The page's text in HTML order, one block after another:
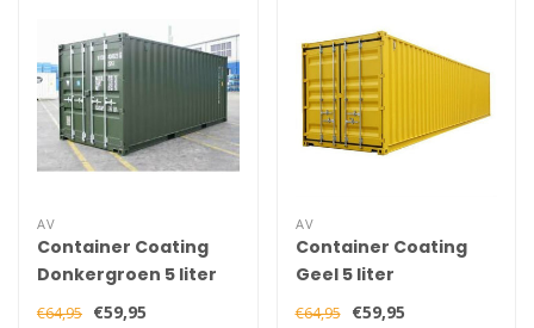
AV
Container Coating
Donkergroen 5 liter
€64,95 €59,95
AV
Container Coating
Geel 5 liter
€64,95 €59,95